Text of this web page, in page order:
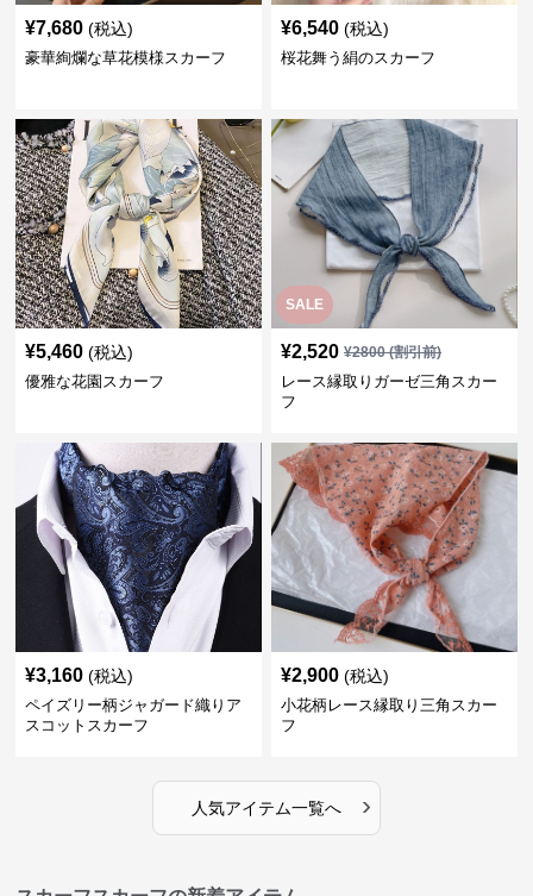
¥7,680 (税込)
豪華絢爛な草花模様スカーフ
¥6,540 (税込)
桜花舞う絹のスカーフ
¥5,460 (税込)
優雅な花園スカーフ
SALE
¥2,520 ¥2800(割引前)
レース縁取りガーゼ三角スカー
フ
¥3,160 (税込)
ペイズリー柄ジャガード織りア
スコットスカーフ
¥2,900 (税込)
小花柄レース縁取り三角スカー
フ
人気アイテム一覧へ ›